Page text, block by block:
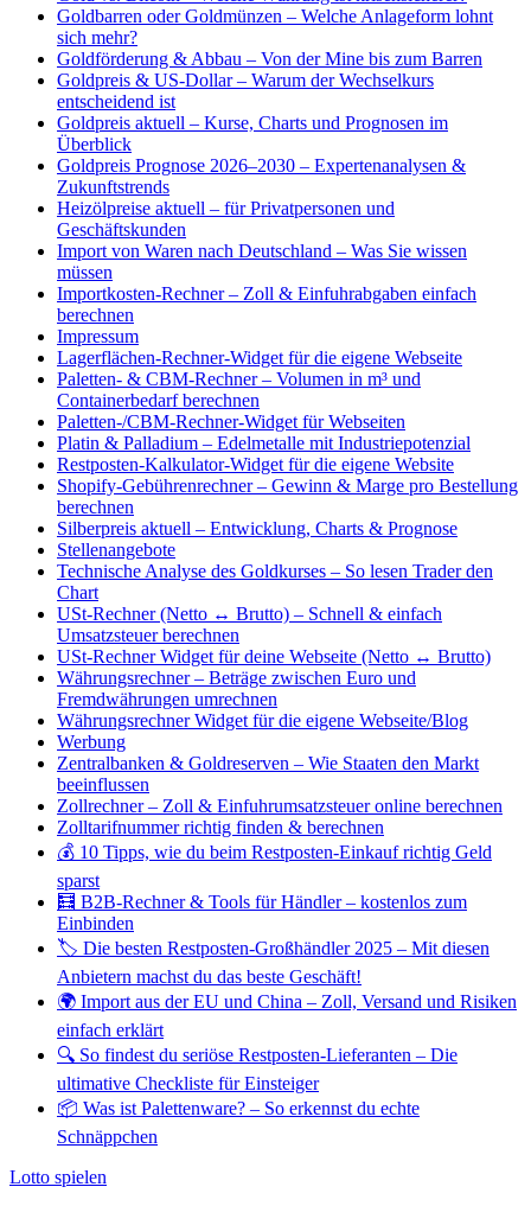
Goldbarren oder Goldmünzen – Welche Anlageform lohnt
sich mehr?
Goldförderung & Abbau – Von der Mine bis zum Barren
Goldpreis & US-Dollar – Warum der Wechselkurs
entscheidend ist
Goldpreis aktuell – Kurse, Charts und Prognosen im
Überblick
Goldpreis Prognose 2026–2030 – Expertenanalysen &
Zukunftstrends
Heizölpreise aktuell – für Privatpersonen und
Geschäftskunden
Import von Waren nach Deutschland – Was Sie wissen
müssen
Importkosten-Rechner – Zoll & Einfuhrabgaben einfach
berechnen
Impressum
Lagerflächen-Rechner-Widget für die eigene Webseite
Paletten- & CBM-Rechner – Volumen in m³ und
Containerbedarf berechnen
Paletten-/CBM-Rechner-Widget für Webseiten
Platin & Palladium – Edelmetalle mit Industriepotenzial
Restposten-Kalkulator-Widget für die eigene Website
Shopify-Gebührenrechner – Gewinn & Marge pro Bestellung
berechnen
Silberpreis aktuell – Entwicklung, Charts & Prognose
Stellenangebote
Technische Analyse des Goldkurses – So lesen Trader den
Chart
USt-Rechner (Netto ↔ Brutto) – Schnell & einfach
Umsatzsteuer berechnen
USt-Rechner Widget für deine Webseite (Netto ↔ Brutto)
Währungsrechner – Beträge zwischen Euro und
Fremdwährungen umrechnen
Währungsrechner Widget für die eigene Webseite/Blog
Werbung
Zentralbanken & Goldreserven – Wie Staaten den Markt
beeinflussen
Zollrechner – Zoll & Einfuhrumsatzsteuer online berechnen
Zolltarifnummer richtig finden & berechnen
💰 10 Tipps, wie du beim Restposten-Einkauf richtig Geld
sparst
🧮 B2B-Rechner & Tools für Händler – kostenlos zum
Einbinden
🏷️ Die besten Restposten-Großhändler 2025 – Mit diesen
Anbietern machst du das beste Geschäft!
🌍 Import aus der EU und China – Zoll, Versand und Risiken
einfach erklärt
🔍 So findest du seriöse Restposten-Lieferanten – Die
ultimative Checkliste für Einsteiger
📦 Was ist Palettenware? – So erkennst du echte
Schnäppchen
Lotto spielen